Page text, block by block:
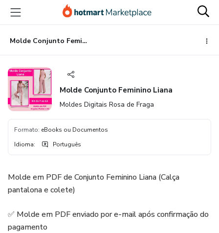
para
conteúdo
principal
para
pagamento
para
rodapé
Molde Conjunto Feminino Liana
Molde Conjunto Feminino Liana
Moldes Digitais Rosa de Fraga
Formato: eBooks ou Documentos
Idioma: Português
Molde em PDF de Conjunto Feminino Liana (Calça
pantalona e colete)
✅ Molde em PDF enviado por e-mail após confirmação do
pagamento